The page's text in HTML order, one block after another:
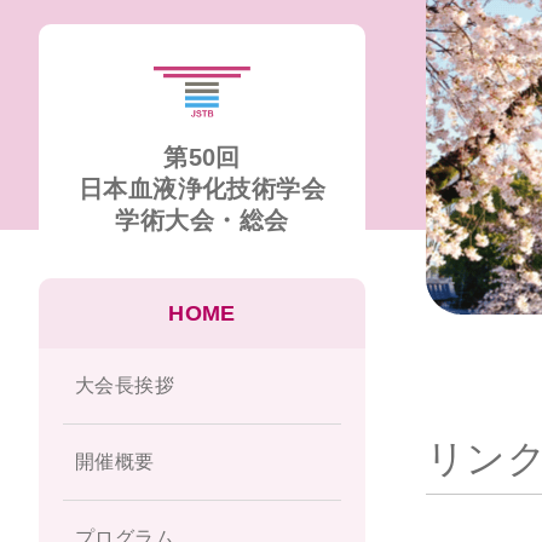
第50回
日本血液浄化技術学会
学術大会・総会
HOME
大会長挨拶
開催概要
プログラム
リン